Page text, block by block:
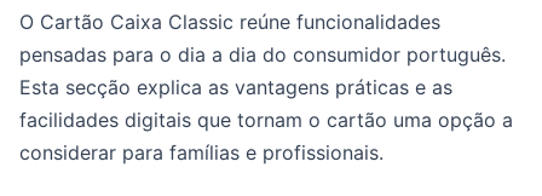
O Cartão Caixa Classic reúne funcionalidades
pensadas para o dia a dia do consumidor português.
Esta secção explica as vantagens práticas e as
facilidades digitais que tornam o cartão uma opção a
considerar para famílias e profissionais.